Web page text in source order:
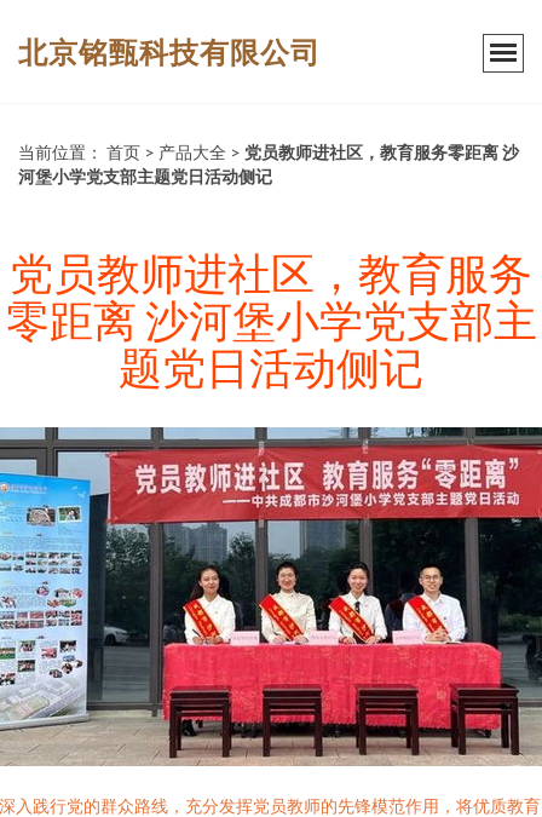
北京铭甄科技有限公司
当前位置： 首页 > 产品大全 > 党员教师进社区，教育服务零距离 沙
河堡小学党支部主题党日活动侧记
党员教师进社区，教育服务
零距离 沙河堡小学党支部主
题党日活动侧记
入践行党的群众路线，充分发挥党员教师的先锋模范作用，将优质教